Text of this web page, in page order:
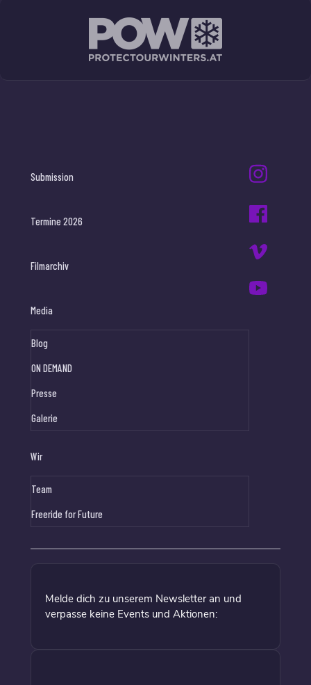
Submission
Termine 2026
Filmarchiv
Media
Blog
ON DEMAND
Presse
Galerie
Wir
Team
Freeride for Future
Melde dich zu unserem Newsletter an und
verpasse keine Events und Aktionen: